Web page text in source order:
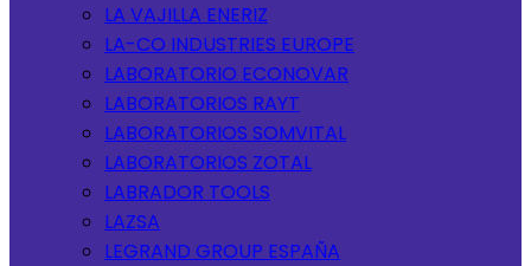
LA VAJILLA ENERIZ
LA-CO INDUSTRIES EUROPE
LABORATORIO ECONOVAR
LABORATORIOS RAYT
LABORATORIOS SOMVITAL
LABORATORIOS ZOTAL
LABRADOR TOOLS
LAZSA
LEGRAND GROUP ESPAÑA